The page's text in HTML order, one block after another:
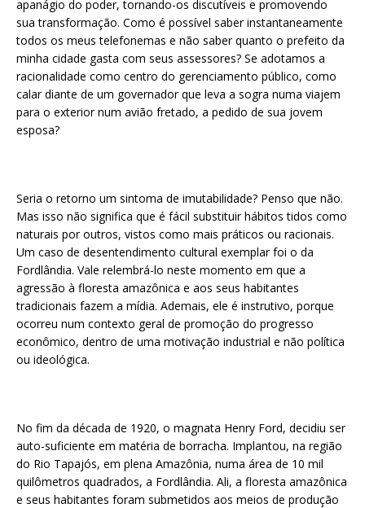
apanágio do poder, tornando-os discutíveis e promovendo
sua transformação. Como é possível saber instantaneamente
todos os meus telefonemas e não saber quanto o prefeito da
minha cidade gasta com seus assessores? Se adotamos a
racionalidade como centro do gerenciamento público, como
calar diante de um governador que leva a sogra numa viajem
para o exterior num avião fretado, a pedido de sua jovem
esposa?
Seria o retorno um sintoma de imutabilidade? Penso que não.
Mas isso não significa que é fácil substituir hábitos tidos como
naturais por outros, vistos como mais práticos ou racionais.
Um caso de desentendimento cultural exemplar foi o da
Fordlândia. Vale relembrá-lo neste momento em que a
agressão à floresta amazônica e aos seus habitantes
tradicionais fazem a mídia. Ademais, ele é instrutivo, porque
ocorreu num contexto geral de promoção do progresso
econômico, dentro de uma motivação industrial e não política
ou ideológica.
No fim da década de 1920, o magnata Henry Ford, decidiu ser
auto-suficiente em matéria de borracha. Implantou, na região
do Rio Tapajós, em plena Amazônia, numa área de 10 mil
quilômetros quadrados, a Fordlândia. Ali, a floresta amazônica
e seus habitantes foram submetidos aos meios de produção